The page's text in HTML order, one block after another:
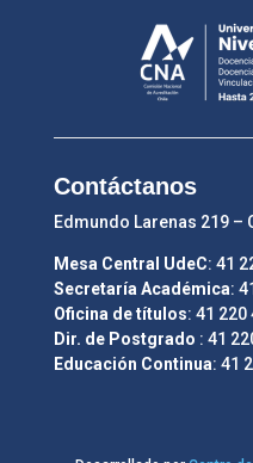
Contáctanos
Edmundo Larenas 219 –
Mesa Central UdeC: 41
Secretaría Académica:
Oficina de títulos: 41 220
Dir. de Postgrado : 41
Educación Continua: 41